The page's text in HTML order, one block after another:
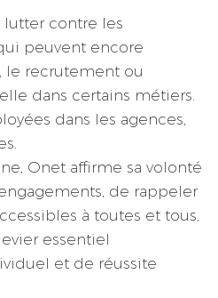
lutter contre les
peuvent encore
le recrutement ou
dans certains métiers.
dans les agences,
Onet affirme sa volonté
de rappeler
à toutes et tous,
essentiel
et de réussite